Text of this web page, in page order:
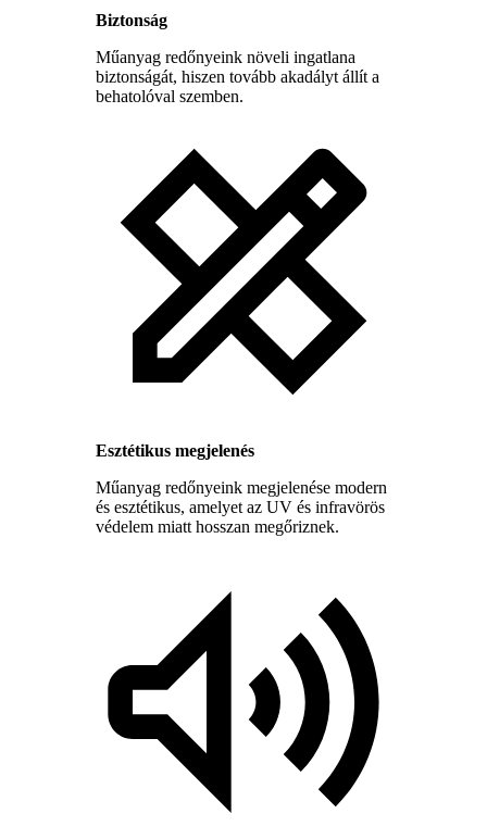
Biztonság
Műanyag redőnyeink növeli ingatlana
biztonságát, hiszen tovább akadályt állít a
behatolóval szemben.
Esztétikus megjelenés
Műanyag redőnyeink megjelenése modern
és esztétikus, amelyet az UV és infravörös
védelem miatt hosszan megőriznek.